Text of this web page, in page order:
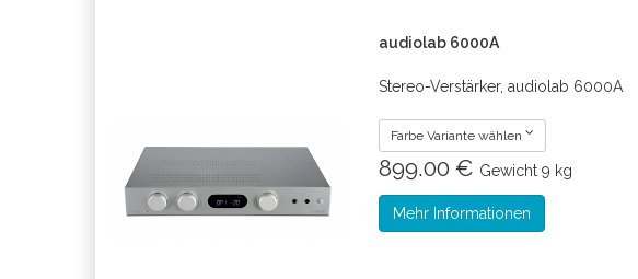
audiolab 6000A
Stereo-Verstärker, audiolab 6000A
Farbe Variante wählen
899.00 € Gewicht 9 kg
Mehr Informationen